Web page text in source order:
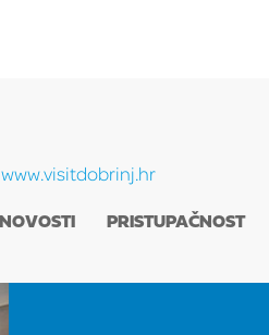
www.visitdobrinj.hr
NOVOSTI PRISTUPAČNOST